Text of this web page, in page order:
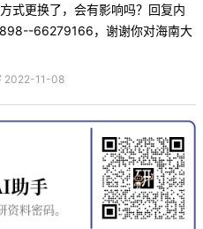
式更换了，会有影响吗？回复内
66279166，谢谢你对海南大
2022-11-08